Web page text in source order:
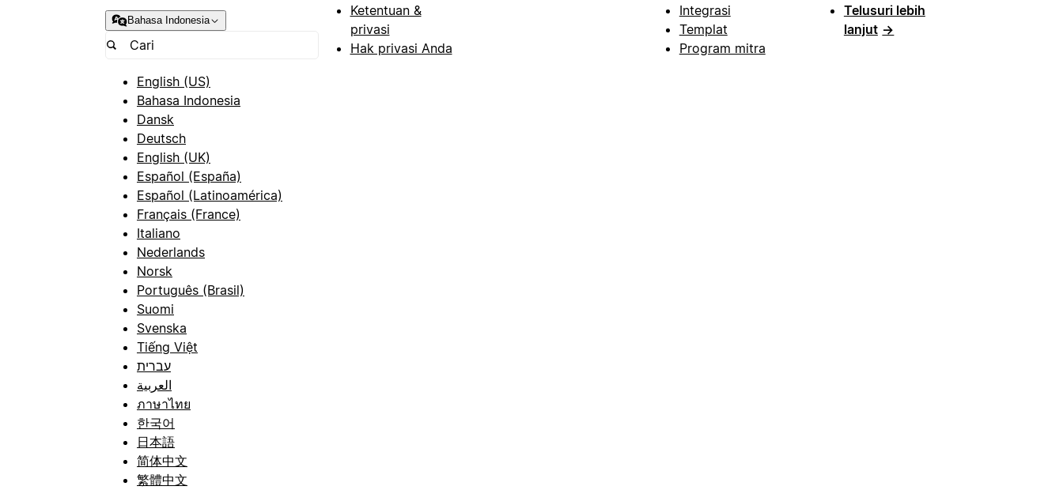
Bahasa Indonesia
English (US)
Bahasa Indonesia
Dansk
Deutsch
English (UK)
Español (España)
Español (Latinoamérica)
Français (France)
Italiano
Nederlands
Norsk
Português (Brasil)
Suomi
Svenska
Tiếng Việt
עברית
العربية
ภาษาไทย
한국어
日本語
简体中文
繁體中文
Ketentuan &
privasi
Hak privasi Anda
Integrasi
Templat
Program mitra
Telusuri lebih
lanjut →